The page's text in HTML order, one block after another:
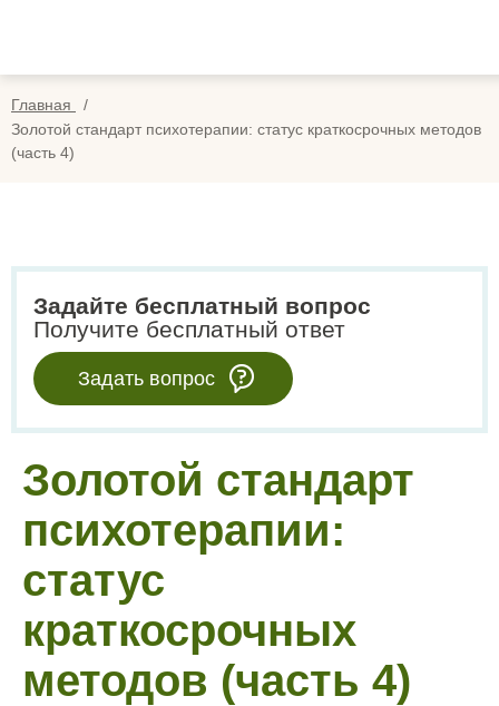
Оплата
Главная
Золотой стандарт психотерапии: статус краткосрочных методов
(часть 4)
Задайте бесплатный вопрос
Получите бесплатный ответ
Задать вопрос
Золотой стандарт
психотерапии:
статус
краткосрочных
методов (часть 4)